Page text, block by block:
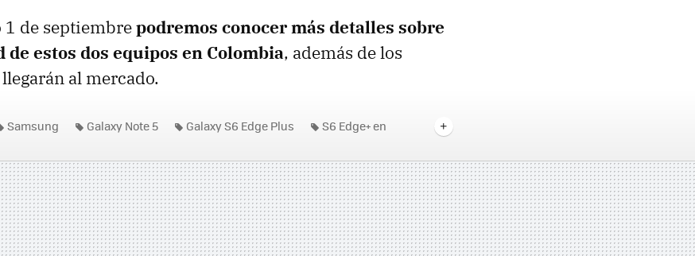
de septiembrepodremos conocer más detalles sobre
estos dos equipos en Colombia, además de los
al mercado.
Samsung Galaxy Note 5 Galaxy S6 Edge Plus
S6 Edge+ en